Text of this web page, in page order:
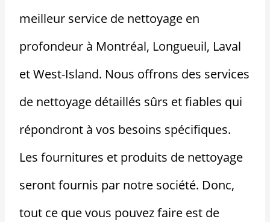
meilleur service de nettoyage en
profondeur à Montréal, Longueuil, Laval
et West-Island. Nous offrons des services
de nettoyage détaillés sûrs et fiables qui
répondront à vos besoins spécifiques.
Les fournitures et produits de nettoyage
seront fournis par notre société. Donc,
tout ce que vous pouvez faire est de